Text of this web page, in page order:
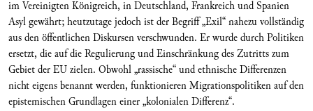
im Vereinigten Königreich, in Deutschland, Frankreich und Spanien
Asyl gewährt; heutzutage jedoch ist der Begriff „Exil“ nahezu vollständig
aus den öffentlichen Diskursen verschwunden. Er wurde durch Politiken
ersetzt, die auf die Regulierung und Einschränkung des Zutritts zum
Gebiet der EU zielen. Obwohl „rassische“ und ethnische Differenzen
nicht eigens benannt werden, funktionieren Migrationspolitiken auf den
epistemischen Grundlagen einer „kolonialen Differenz“.